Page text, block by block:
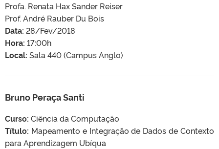
Profa. Renata Hax Sander Reiser
Prof. André Rauber Du Bois
Data: 28/Fev/2018
Hora: 17:00h
Local: Sala 440 (Campus Anglo)
Bruno Peraça Santi
Curso: Ciência da Computação
Título: Mapeamento e Integração de Dados de Contexto
para Aprendizagem Ubíqua